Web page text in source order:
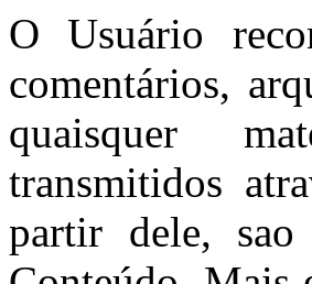
O Usuário
comentários,
quaisquer
transmitidos
partir dele, sao